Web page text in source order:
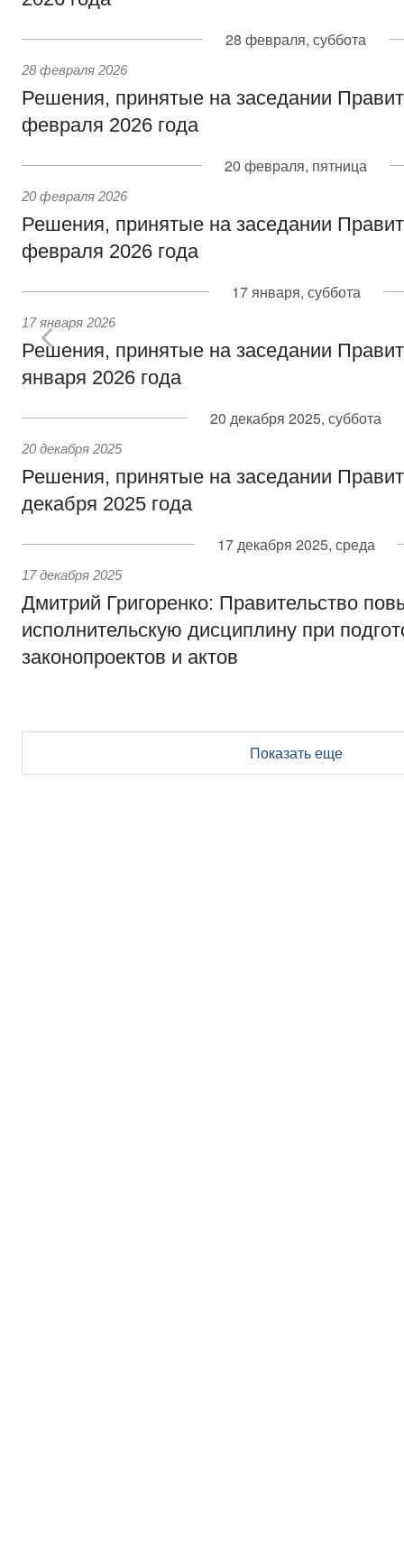
28 февраля, суббота
28 февраля 2026
Решения, принятые на заседании
февраля 2026 года
20 февраля, пятница
20 февраля 2026
Решения, принятые на заседании
февраля 2026 года
17 января, суббота
17 января 2026
Решения, принятые на заседании
января 2026 года
20 декабря 2025, суббота
20 декабря 2025
Решения, принятые на заседании
декабря 2025 года
17 декабря 2025, среда
17 декабря 2025
Дмитрий Григоренко: Правительство
исполнительскую дисциплину при
законопроектов и актов
Показать еще